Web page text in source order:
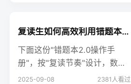
下面这份冲刺笔记，按"物理-
化学-生物"顺序给出可复制的
提分路径，直接上手。
复读生如何高效利用错题本？90%的人都用错了
下面这份"错题本2.0操作手
册"，按"复读节奏"设计，数
学、物理可当晚见效，语文、
2025-09-08 2381人看过